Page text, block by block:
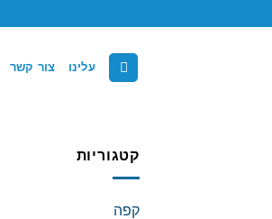
עלינו צור קשר
קטגוריות
קפה